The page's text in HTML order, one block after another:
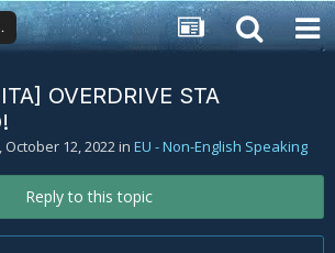
OVERDRIVE STA
, October 12, 2022in EU - Non-English Speaking
Reply to this topic